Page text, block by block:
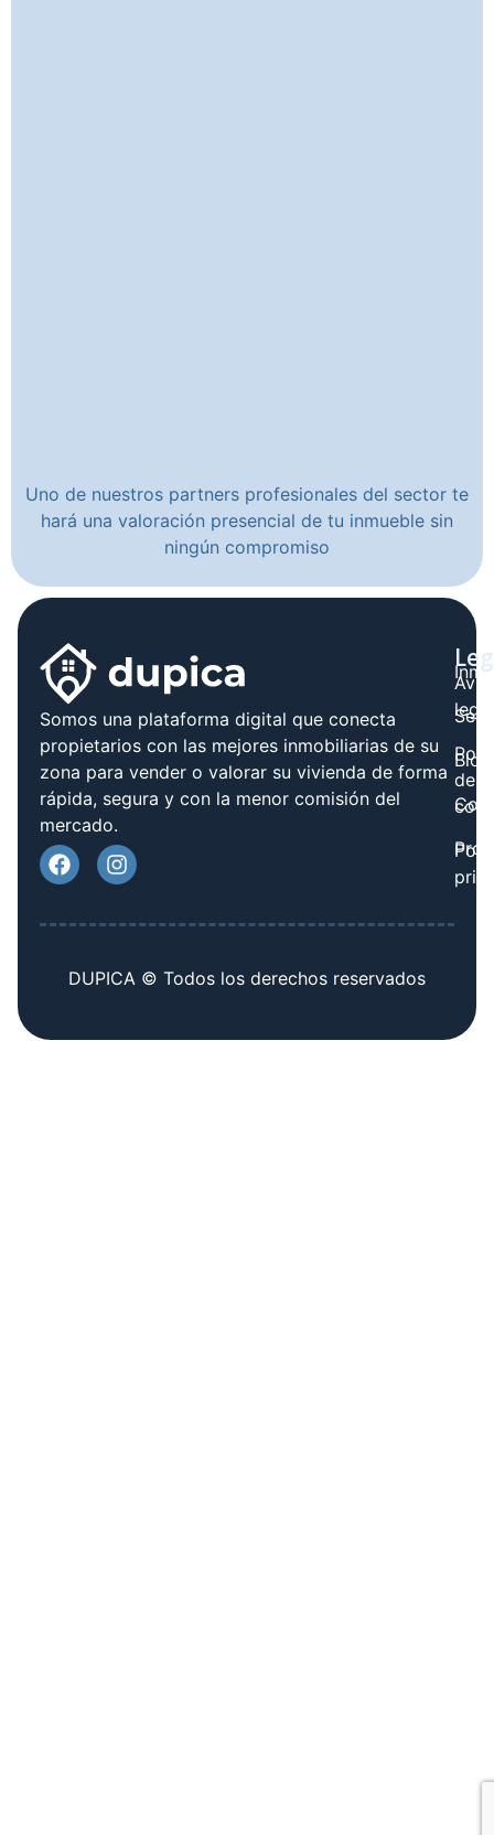
Uno de nuestros partners profesionales del sector te
hará una valoración presencial de tu inmueble sin
ningún compromiso
Somos una plataforma digital que conecta
propietarios con las mejores inmobiliarias de su
zona para vender o valorar su vivienda de forma
rápida, segura y con la menor comisión del
mercado.
Blog
legal
de
DUPICA © Todos los derechos reservados